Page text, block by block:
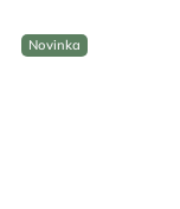
Novinka